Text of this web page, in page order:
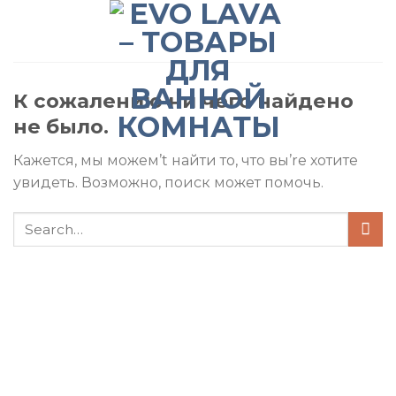
К сожалению ни чего найдено
не было.
Кажется, мы можем’t найти то, что вы’re хотите
увидеть. Возможно, поиск может помочь.